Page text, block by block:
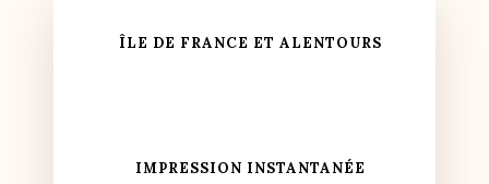
ÎLE DE FRANCE ET ALENTOURS
IMPRESSION INSTANTANÉE